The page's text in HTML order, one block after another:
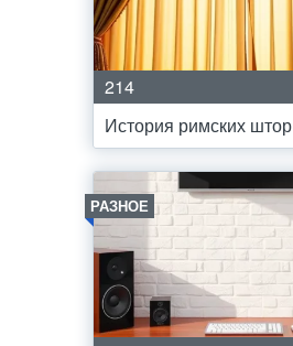
214
История римских штор
РАЗНОЕ